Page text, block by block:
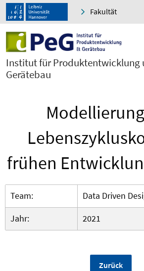
Fakultät
Institut für Produktentwicklung
Gerätebau
frühen
Team:
Data Driven
Jahr:
2021
Zurück